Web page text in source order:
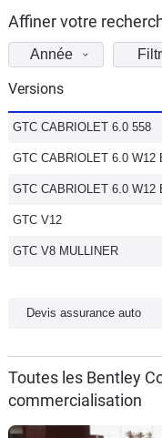
d'achat
Electriques
Utilitaires
Flottes
Auto
Services
Marques
Affiner votre
Année
Versions
GTC CABRIOLET 6.0 558
GTC CABRIOLET 6.0 W12
GTC CABRIOLET 6.0 W12
GTC V12
GTC V8 MULLINER
Devis assurance auto
Toutes les Bentley
commercialisation